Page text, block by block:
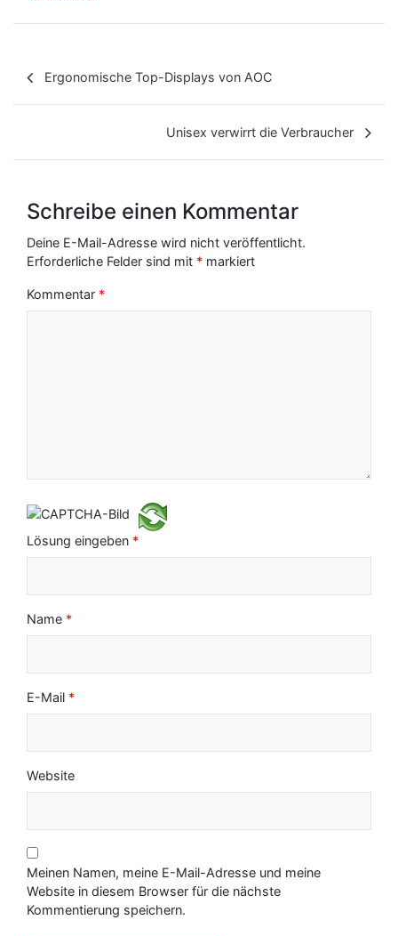
t
a
g
a
n
Ergonomische Top-Displays von AOC
Unisex verwirrt die Verbraucher
Schreibe einen Kommentar
Deine E-Mail-Adresse wird nicht veröffentlicht.
Erforderliche Felder sind mit * markiert
Kommentar *
Lösung eingeben *
Name *
E-Mail *
Website
Meinen Namen, meine E-Mail-Adresse und meine
Website in diesem Browser für die nächste
Kommentierung speichern.